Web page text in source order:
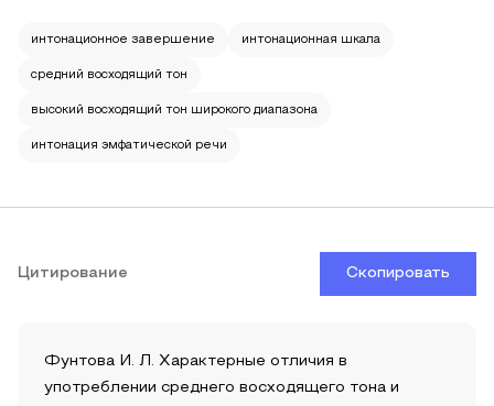
интонационное завершение интонационная шкала
средний восходящий тон
высокий восходящий тон широкого диапазона
интонация эмфатической речи
Цитирование Скопировать
Фунтова И. Л. Характерные отличия в
употреблении среднего восходящего тона и